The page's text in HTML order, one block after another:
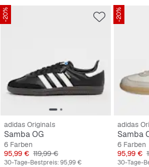
-20%
adidas Originals
Samba OG
6 Farben
Preis
95,99 € Originalpreis
119,99 €
30-Tage-Bestpreis:95,99 €
-20%
adidas
Samba
6 Farben
Preis
95,99 €
30-Tage-